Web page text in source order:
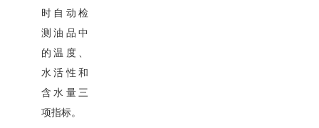
时自动检
测油品中
的温度、
水活性和
含水量三
项指标。